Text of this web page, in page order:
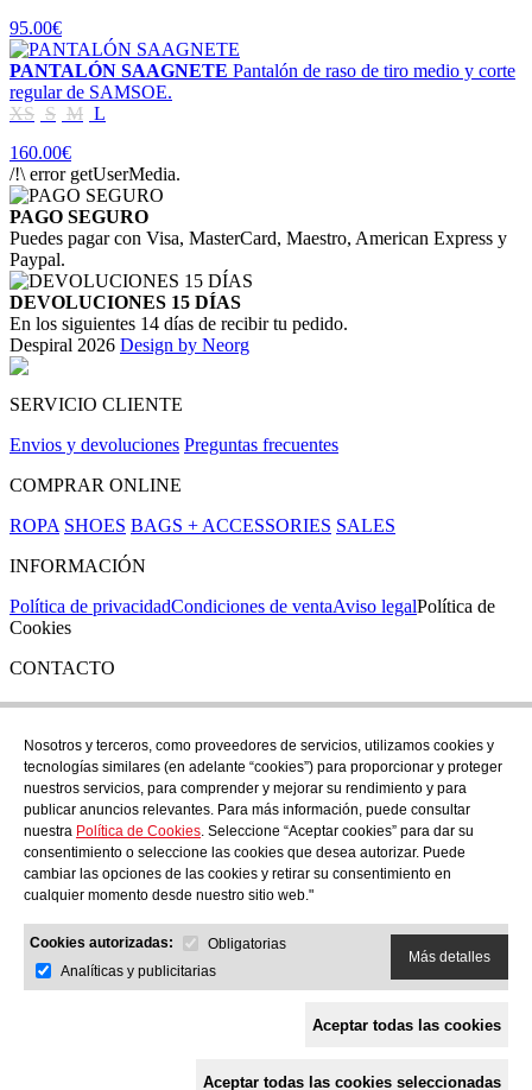
95.00€
PANTALÓN SAAGNETE Pantalón de raso de tiro medio y corte
regular de SAMSOE.
XS S M L
160.00€
/!\ error getUserMedia.
PAGO SEGURO
Puedes pagar con Visa, MasterCard, Maestro, American Express y
Paypal.
DEVOLUCIONES 15 DÍAS
En los siguientes 14 días de recibir tu pedido.
Despiral 2026 Design by Neorg
SERVICIO CLIENTE
Envios y devoluciones Preguntas frecuentes
COMPRAR ONLINE
ROPA SHOES BAGS + ACCESSORIES SALES
INFORMACIÓN
Política de privacidadCondiciones de ventaAviso legalPolítica de
Cookies
CONTACTO
Si tienes cualquier duda puedes contactar con nosotros en nuestra
TEL: +34 972 21 30 04
EMAIL: despiral@despiral.com
SÍGUENOS EN
Instagram
Financiado por la Unión Europea -
NextGeneration EU
Nosotros y terceros, como proveedores de servicios, utilizamos cookies y
tecnologías similares (en adelante “cookies”) para proporcionar y proteger
nuestros servicios, para comprender y mejorar su rendimiento y para
publicar anuncios relevantes. Para más información, puede consultar
nuestra Política de Cookies. Seleccione “Aceptar cookies” para dar su
consentimiento o seleccione las cookies que desea autorizar. Puede
cambiar las opciones de las cookies y retirar su consentimiento en
cualquier momento desde nuestro sitio web."
Cookies autorizadas:
Obligatorias
Analíticas y publicitarias
Más detalles
Aceptar todas las cookies
Aceptar todas las cookies seleccionadas